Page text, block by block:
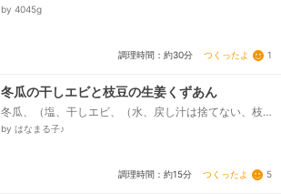
by 4045g
調理時間：約30分 つくったよ 1
冬瓜の干しエビと枝豆の生姜くずあん
冬瓜、（塩、干しエビ、（水、戻し汁は捨てない、枝
豆（冷凍）、・・調味料、Ａ・・、和風だしの素（顆
水溶き片栗（片栗粉1：水2）...
by はなまる子♪
調理時間：約15分 つくったよ 5